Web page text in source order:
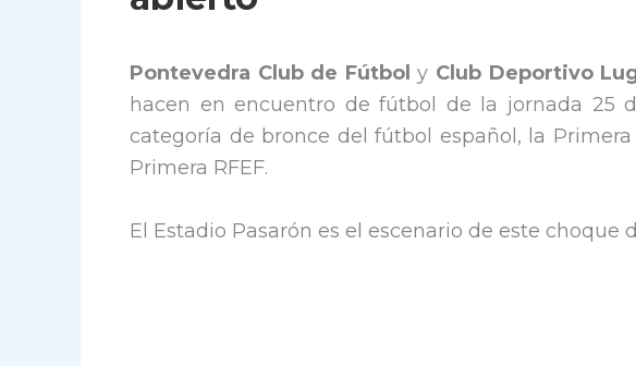
Pontevedra Club de Fútboly Club Deportivo
hacen en encuentro de fútbol de la jornada 25
categoría de bronce del fútbol español, la
Primera RFEF.
El Estadio Pasarón es el escenario de este choque